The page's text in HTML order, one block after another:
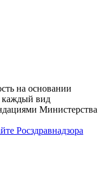
на основании
каждый вид
Министерства
Росздравнадзора